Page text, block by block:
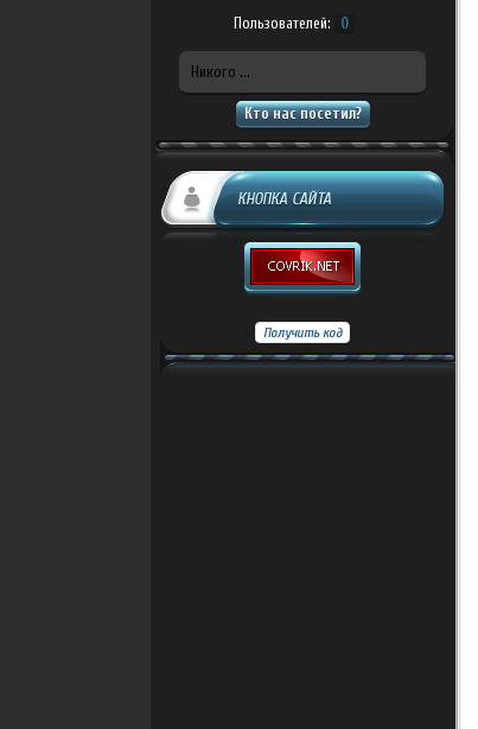
Пользователей: 0
Никого ...
Кто нас посетил?
КНОПКА САЙТА